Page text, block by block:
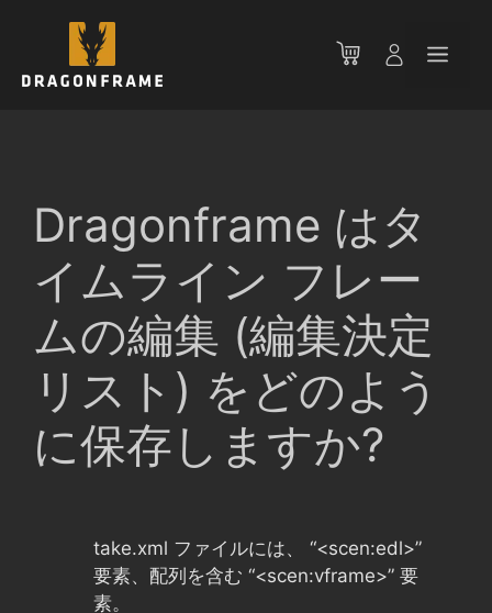
メ
Dragonframe はタ
イムライン フレー
ムの編集 (編集決定
リスト) をどのよう
に保存しますか?
take.xml ファイルには、 “<scen:edl>”
要素、配列を含む “<scen:vframe>” 要
素。